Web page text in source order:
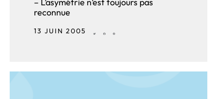
reconnue
13 JUIN 2005